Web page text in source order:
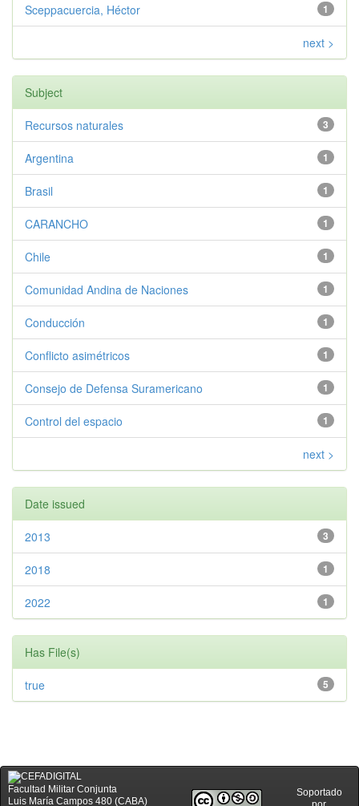
1
Sceppacuercia, Héctor
next >
Subject
3
Recursos naturales
1
Argentina
1
Brasil
1
CARANCHO
1
Chile
1
Comunidad Andina de Naciones
1
Conducción
1
Conflicto asimétricos
1
Consejo de Defensa Suramericano
1
Control del espacio
next >
Date issued
3
2013
1
2018
1
2022
Has File(s)
5
true
Facultad Militar Conjunta
Luis María Campos 480 (CABA)
Soportado